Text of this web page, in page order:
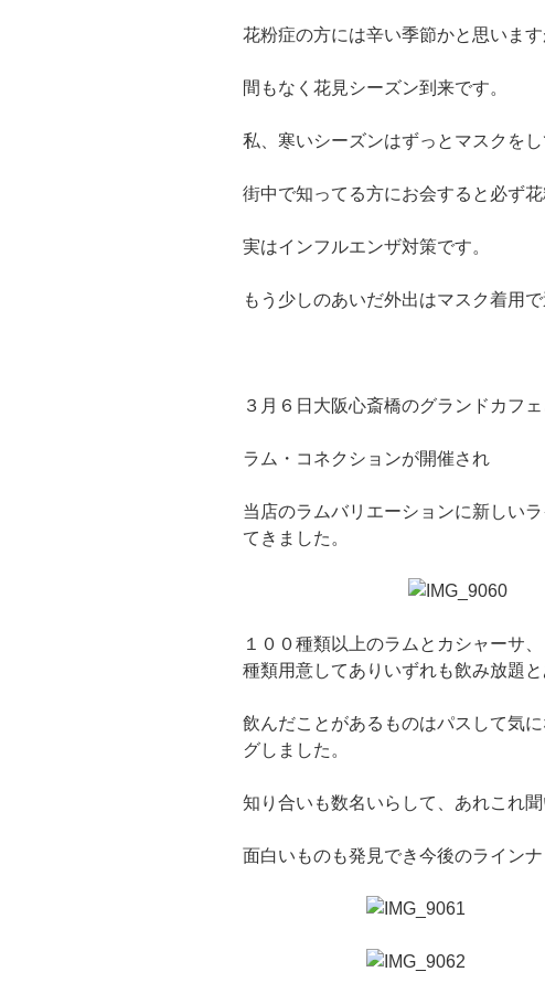
花粉症の方には辛い季節かと思いま
間もなく花見シーズン到来です。
私、寒いシーズンはずっとマスクを
街中で知ってる方にお会すると必ず
実はインフルエンザ対策です。
もう少しのあいだ外出はマスク着用で
３月６日大阪心斎橋のグランドカフ
ラム・コネクションが開催され
当店のラムバリエーションに新しい
てきました。
１００種類以上のラムとカシャーサ
種類用意してありいずれも飲み放題と
飲んだことがあるものはパスして気
グしました。
知り合いも数名いらして、あれこれ
面白いものも発見でき今後のライン